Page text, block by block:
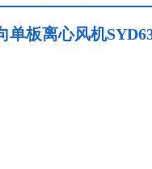
单板离心风机